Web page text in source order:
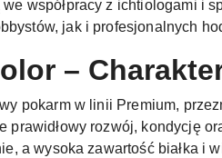
współpracy z ichtiologami i
jak i profesjonalnych
–
pokarm w linii Premium,
prawidłowy rozwój, kondycję
a wysoka zawartość białka i